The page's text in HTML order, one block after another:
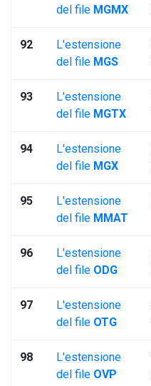
del file MGMX
92
L'estensione
del file MGS
93
L'estensione
del file MGTX
94
L'estensione
del file MGX
95
L'estensione
del file MMAT
96
L'estensione
del file ODG
97
L'estensione
del file OTG
98
L'estensione
del file OVP